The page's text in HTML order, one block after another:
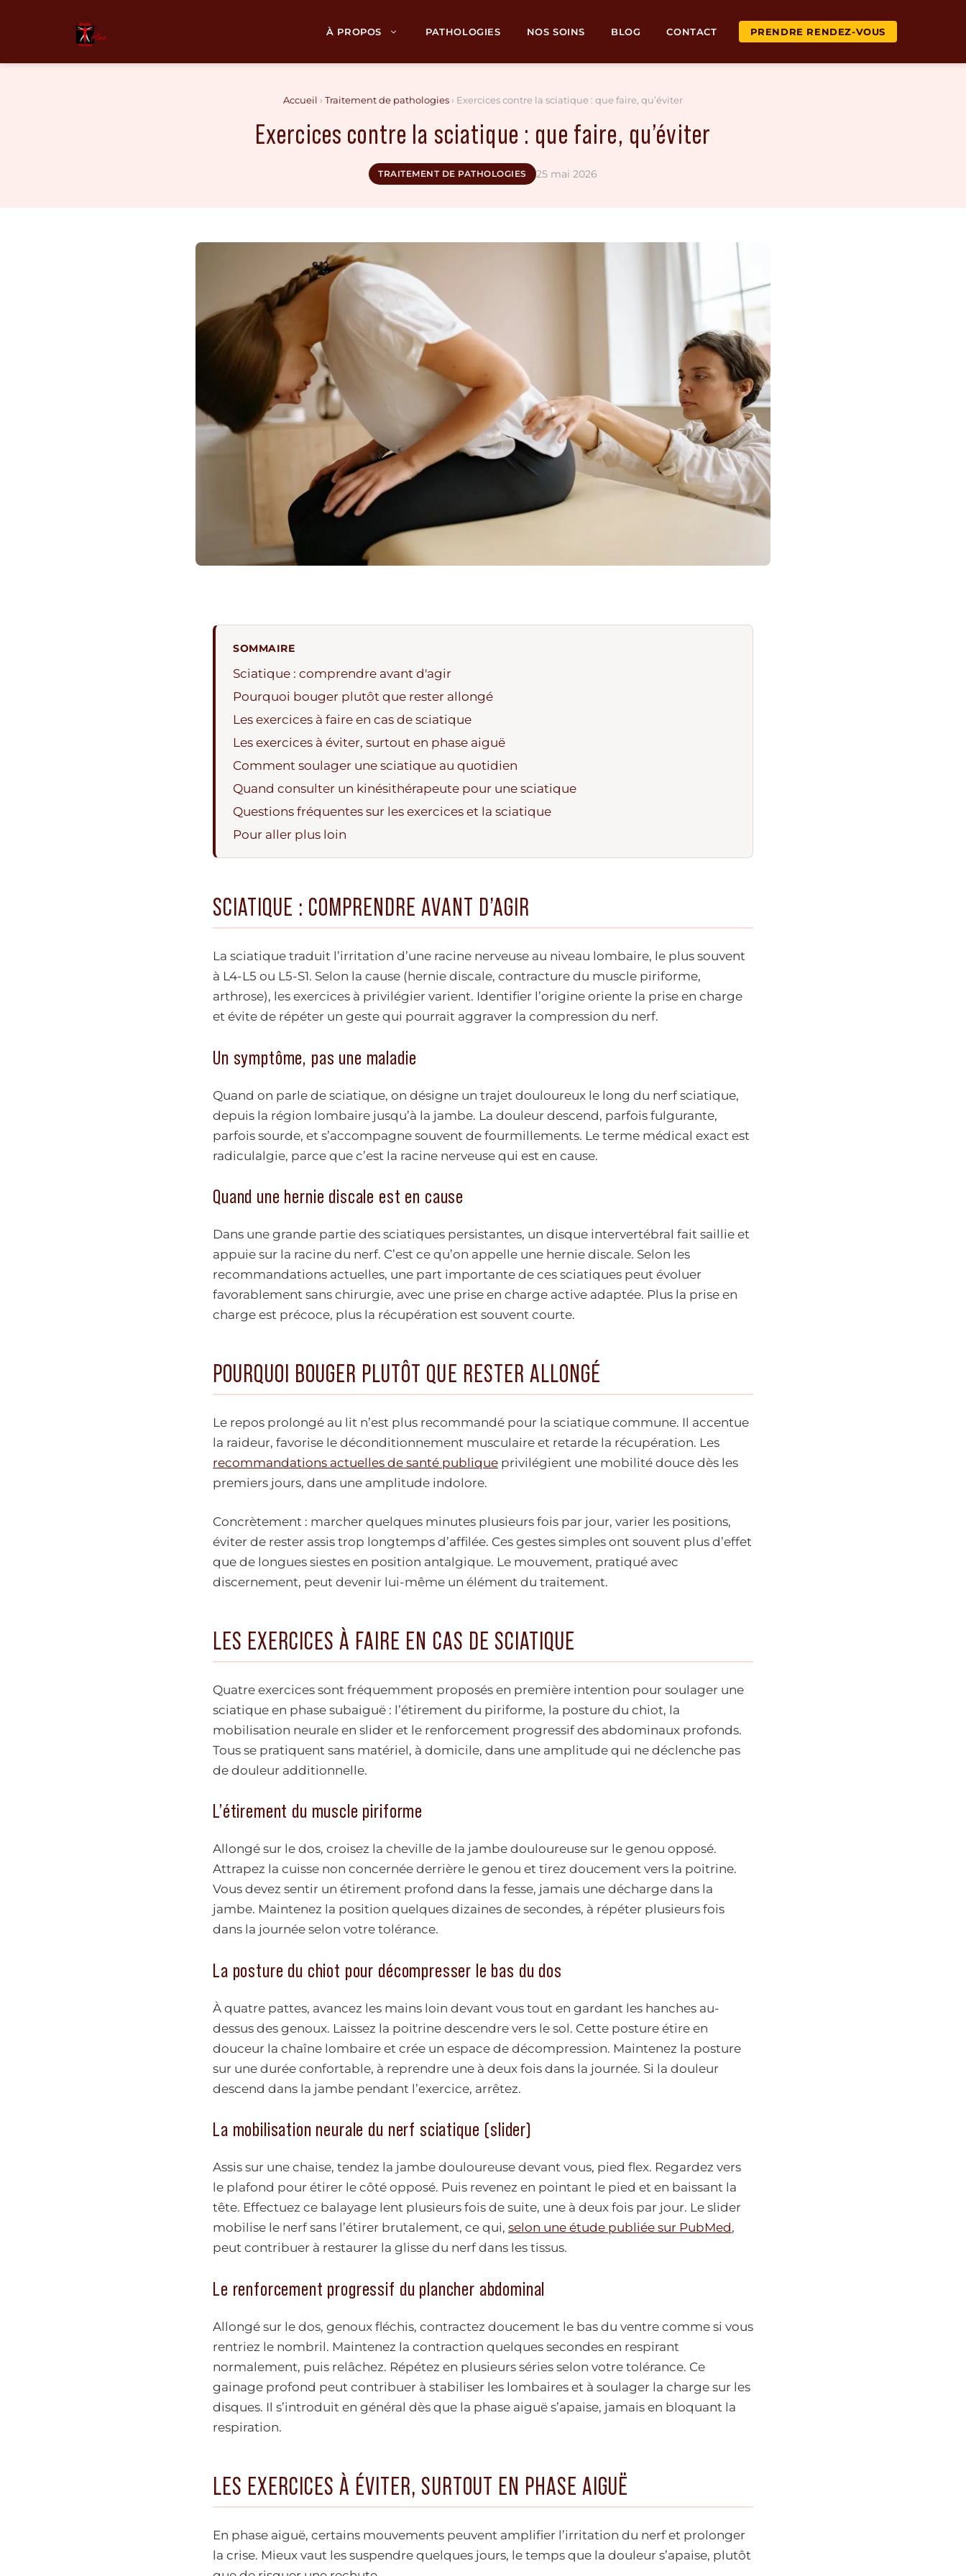
À PROPOS PATHOLOGIES NOS SOINS BLOG CONTACT PRENDRE RENDEZ-VOUS
Accueil › Traitement de pathologies › Exercices contre la sciatique : que faire, qu’éviter
Exercices contre la sciatique : que faire, qu’éviter
TRAITEMENT DE PATHOLOGIES 25 mai 2026
SOMMAIRE
Sciatique : comprendre avant d'agir
Pourquoi bouger plutôt que rester allongé
Les exercices à faire en cas de sciatique
Les exercices à éviter, surtout en phase aiguë
Comment soulager une sciatique au quotidien
Quand consulter un kinésithérapeute pour une sciatique
Questions fréquentes sur les exercices et la sciatique
Pour aller plus loin
SCIATIQUE : COMPRENDRE AVANT D’AGIR
La sciatique traduit l’irritation d’une racine nerveuse au niveau lombaire, le plus souvent
à L4-L5 ou L5-S1. Selon la cause (hernie discale, contracture du muscle piriforme,
arthrose), les exercices à privilégier varient. Identifier l’origine oriente la prise en charge
et évite de répéter un geste qui pourrait aggraver la compression du nerf.
Un symptôme, pas une maladie
Quand on parle de sciatique, on désigne un trajet douloureux le long du nerf sciatique,
depuis la région lombaire jusqu’à la jambe. La douleur descend, parfois fulgurante,
parfois sourde, et s’accompagne souvent de fourmillements. Le terme médical exact est
radiculalgie, parce que c’est la racine nerveuse qui est en cause.
Quand une hernie discale est en cause
Dans une grande partie des sciatiques persistantes, un disque intervertébral fait saillie et
appuie sur la racine du nerf. C’est ce qu’on appelle une hernie discale. Selon les
recommandations actuelles, une part importante de ces sciatiques peut évoluer
favorablement sans chirurgie, avec une prise en charge active adaptée. Plus la prise en
charge est précoce, plus la récupération est souvent courte.
POURQUOI BOUGER PLUTÔT QUE RESTER ALLONGÉ
Le repos prolongé au lit n’est plus recommandé pour la sciatique commune. Il accentue
la raideur, favorise le déconditionnement musculaire et retarde la récupération. Les
recommandations actuelles de santé publique privilégient une mobilité douce dès les
premiers jours, dans une amplitude indolore.
Concrètement : marcher quelques minutes plusieurs fois par jour, varier les positions,
éviter de rester assis trop longtemps d’affilée. Ces gestes simples ont souvent plus d’effet
que de longues siestes en position antalgique. Le mouvement, pratiqué avec
discernement, peut devenir lui-même un élément du traitement.
LES EXERCICES À FAIRE EN CAS DE SCIATIQUE
Quatre exercices sont fréquemment proposés en première intention pour soulager une
sciatique en phase subaiguë : l’étirement du piriforme, la posture du chiot, la
mobilisation neurale en slider et le renforcement progressif des abdominaux profonds.
Tous se pratiquent sans matériel, à domicile, dans une amplitude qui ne déclenche pas
de douleur additionnelle.
L’étirement du muscle piriforme
Allongé sur le dos, croisez la cheville de la jambe douloureuse sur le genou opposé.
Attrapez la cuisse non concernée derrière le genou et tirez doucement vers la poitrine.
Vous devez sentir un étirement profond dans la fesse, jamais une décharge dans la
jambe. Maintenez la position quelques dizaines de secondes, à répéter plusieurs fois
dans la journée selon votre tolérance.
La posture du chiot pour décompresser le bas du dos
À quatre pattes, avancez les mains loin devant vous tout en gardant les hanches au-
dessus des genoux. Laissez la poitrine descendre vers le sol. Cette posture étire en
douceur la chaîne lombaire et crée un espace de décompression. Maintenez la posture
sur une durée confortable, à reprendre une à deux fois dans la journée. Si la douleur
descend dans la jambe pendant l’exercice, arrêtez.
La mobilisation neurale du nerf sciatique (slider)
Assis sur une chaise, tendez la jambe douloureuse devant vous, pied flex. Regardez vers
le plafond pour étirer le côté opposé. Puis revenez en pointant le pied et en baissant la
tête. Effectuez ce balayage lent plusieurs fois de suite, une à deux fois par jour. Le slider
mobilise le nerf sans l’étirer brutalement, ce qui, selon une étude publiée sur PubMed,
peut contribuer à restaurer la glisse du nerf dans les tissus.
Le renforcement progressif du plancher abdominal
Allongé sur le dos, genoux fléchis, contractez doucement le bas du ventre comme si vous
rentriez le nombril. Maintenez la contraction quelques secondes en respirant
normalement, puis relâchez. Répétez en plusieurs séries selon votre tolérance. Ce
gainage profond peut contribuer à stabiliser les lombaires et à soulager la charge sur les
disques. Il s’introduit en général dès que la phase aiguë s’apaise, jamais en bloquant la
respiration.
LES EXERCICES À ÉVITER, SURTOUT EN PHASE AIGUË
En phase aiguë, certains mouvements peuvent amplifier l’irritation du nerf et prolonger
la crise. Mieux vaut les suspendre quelques jours, le temps que la douleur s’apaise, plutôt